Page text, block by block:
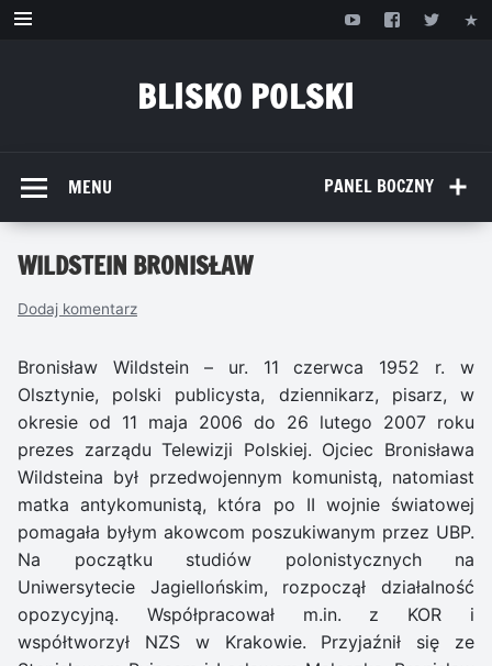
Przejdź
BLISKO POLSKI
PANEL BOCZNY
MENU
WILDSTEIN BRONISŁAW
Dodaj komentarz
Bronisław Wildstein – ur. 11 czerwca 1952 r. w
Olsztynie, polski publicysta, dziennikarz, pisarz, w
okresie od 11 maja 2006 do 26 lutego 2007 roku
prezes zarządu Telewizji Polskiej. Ojciec Bronisława
Wildsteina był przedwojennym komunistą, natomiast
matka antykomunistą, która po II wojnie światowej
pomagała byłym akowcom poszukiwanym przez UBP.
Na początku studiów polonistycznych na
Uniwersytecie Jagiellońskim, rozpoczął działalność
opozycyjną. Współpracował m.in. z KOR i
współtworzył NZS w Krakowie. Przyjaźnił się ze